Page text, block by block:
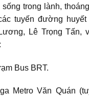
sống trong lành,
tuyến đường huyết
Lê Trọng Tấn,
Bus BRT.
Metro Văn Quán